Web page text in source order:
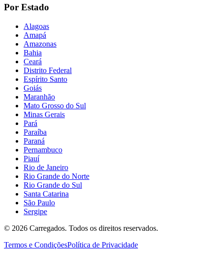
Por Estado
Alagoas
Amapá
Amazonas
Bahia
Ceará
Distrito Federal
Espírito Santo
Goiás
Maranhão
Mato Grosso do Sul
Minas Gerais
Pará
Paraíba
Paraná
Pernambuco
Piauí
Rio de Janeiro
Rio Grande do Norte
Rio Grande do Sul
Santa Catarina
São Paulo
Sergipe
© 2026 Carregados. Todos os direitos reservados.
Termos e CondiçõesPolítica de Privacidade